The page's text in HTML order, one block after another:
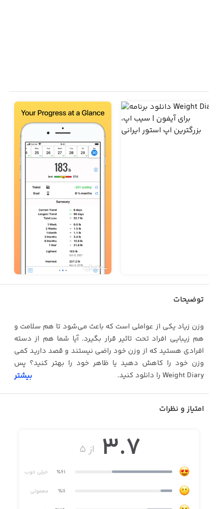
توضیحات
وزن زیاد یکی از عواملی است که باعث می‌شود تا هم سلامت و
هم زیبایی افراد تحت تاثیر قرار بگیرد. آیا شما هم از دسته
افرادی هستید که از وزن خود راضی نیستند و قصد دارید کمی
وزن خود را کاهش دهید یا ظاهر خود را بهتر کنید؟ پس
Weight Diary را دانلود کنید.
کار با اپلیکیشن Weight Diary بسیار ساده است. کافی است تا
رژیم‌گرفتن در ظاهر کار ساده‌ای است اما در عمل، یکی از
کمک خواهد کرد تا این چالش‌ها را پشت سر بگذارید و گامی در
بیشتر
امتیاز و نظرات
از ۵ 3.7
٪61 خیلی خوب
٪11 معمولی